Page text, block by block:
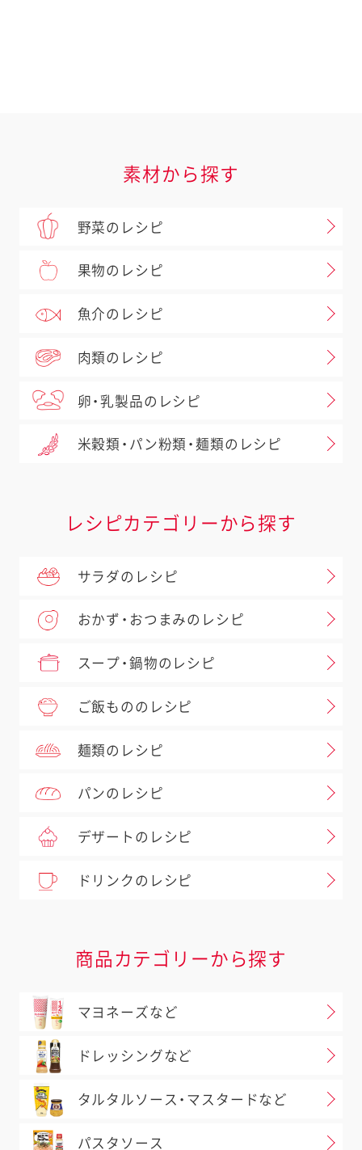
素材から探す
野菜のレシピ
果物のレシピ
魚介のレシピ
肉類のレシピ
卵・乳製品のレシピ
米穀類・パン粉類・麺類のレシピ
レシピカテゴリーから探す
サラダのレシピ
おかず・おつまみのレシピ
スープ・鍋物のレシピ
ご飯もののレシピ
麺類のレシピ
パンのレシピ
デザートのレシピ
ドリンクのレシピ
商品カテゴリーから探す
マヨネーズなど
ドレッシングなど
タルタルソース・マスタードなど
パスタソース